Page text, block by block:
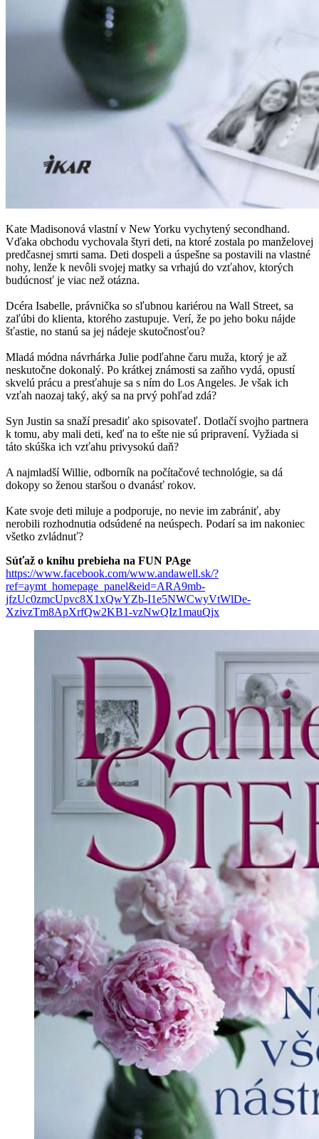
Kate Madisonová vlastní v New Yorku vychytený secondhand.
Vďaka obchodu vychovala štyri deti, na ktoré zostala po manželovej
predčasnej smrti sama. Deti dospeli a úspešne sa postavili na vlastné
nohy, lenže k nevôli svojej matky sa vrhajú do vzťahov, ktorých
budúcnosť je viac než otázna.
Dcéra Isabelle, právnička so sľubnou kariérou na Wall Street, sa
zaľúbi do klienta, ktorého zastupuje. Verí, že po jeho boku nájde
šťastie, no stanú sa jej nádeje skutočnosťou?
Mladá módna návrhárka Julie podľahne čaru muža, ktorý je až
neskutočne dokonalý. Po krátkej známosti sa zaňho vydá, opustí
skvelú prácu a presťahuje sa s ním do Los Angeles. Je však ich
vzťah naozaj taký, aký sa na prvý pohľad zdá?
Syn Justin sa snaží presadiť ako spisovateľ. Dotlačí svojho partnera
k tomu, aby mali deti, keď na to ešte nie sú pripravení. Vyžiada si
táto skúška ich vzťahu privysokú daň?
A najmladší Willie, odborník na počítačové technológie, sa dá
dokopy so ženou staršou o dvanásť rokov.
Kate svoje deti miluje a podporuje, no nevie im zabrániť, aby
nerobili rozhodnutia odsúdené na neúspech. Podarí sa im nakoniec
všetko zvládnuť?
Súťaž o knihu prebieha na FUN PAge
https://www.facebook.com/www.andawell.sk/?
ref=aymt_homepage_panel&eid=ARA9mb-
jfzUc0zmcUpvc8X1xQwYZb-I1e5NWCwyVtWlDe-
XzivzTm8ApXrfQw2KB1-vzNwQIz1mauQjx